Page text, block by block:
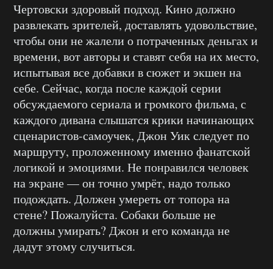
Чертовски здоровый подход. Кино должно
развлекать зрителей, доставлять удовольствие,
чтобы они не жалели о потраченных деньгах и
времени, вот авторы и ставят себя на их место,
испытывая все добавки в сюжет и экшен на
себе. Сейчас, когда после каждой серии
обсуждаемого сериала и громкого фильма, с
каждого дивана слышатся крики начинающих
сценаристов-самоучек, Джон Уик следует по
маршруту, проложенному именно фанатской
логикой и эмоциями. Не понравился человек
на экране — он точно умрёт, надо только
подождать. Должен умереть от топора на
стене? Пожалуйста. Собаки больше не
должны умирать? Джон и его команда не
дадут этому случиться.